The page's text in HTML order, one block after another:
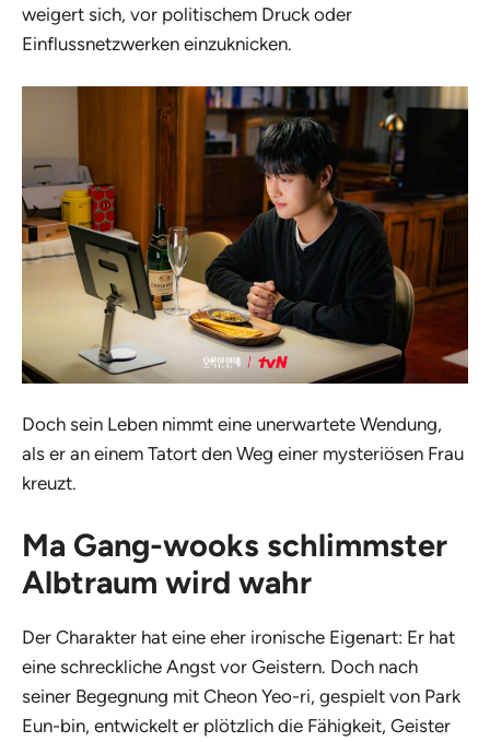
weigert sich, vor politischem Druck oder
Einflussnetzwerken einzuknicken.
Doch sein Leben nimmt eine unerwartete Wendung,
als er an einem Tatort den Weg einer mysteriösen Frau
kreuzt.
Ma Gang-wooks schlimmster
Albtraum wird wahr
Der Charakter hat eine eher ironische Eigenart: Er hat
eine schreckliche Angst vor Geistern. Doch nach
seiner Begegnung mit Cheon Yeo-ri, gespielt von Park
Eun-bin, entwickelt er plötzlich die Fähigkeit, Geister